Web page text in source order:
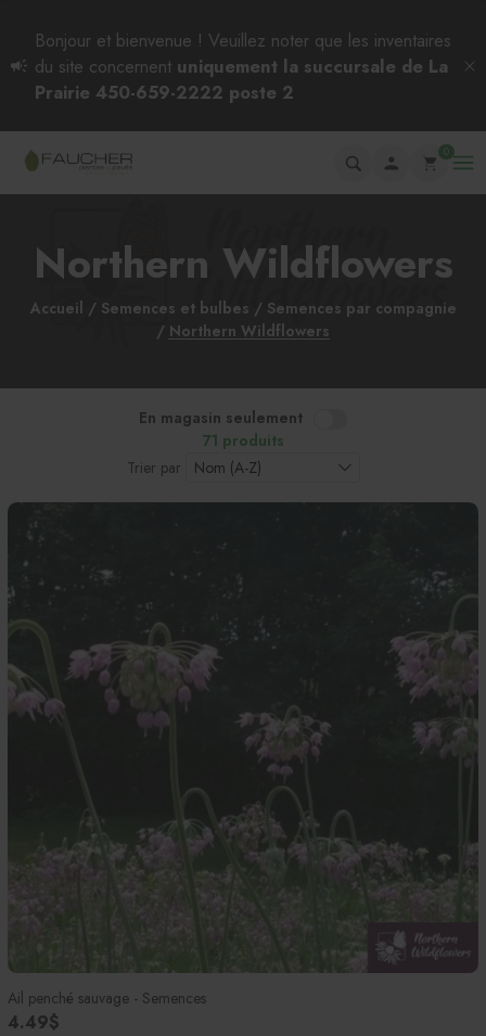
Bonjour et bienvenue ! Veuillez noter que les inventaires
du site concernent uniquement la succursale de La
Prairie 450-659-2222 poste 2
Northern Wildflowers
Accueil Semences et bulbes
Semences par compagnie
Northern Wildflowers
En magasin seulement
71 produits
Trier par
Ail penché sauvage - Semences
4.49$